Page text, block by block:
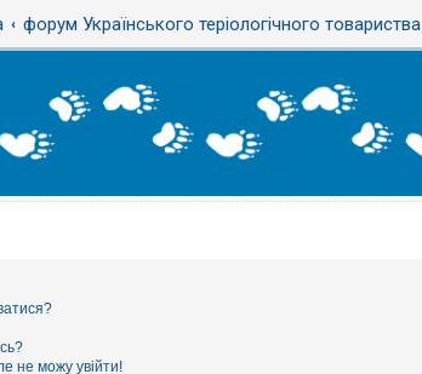
форум Українського теріологічного товариства
не можу увійти!